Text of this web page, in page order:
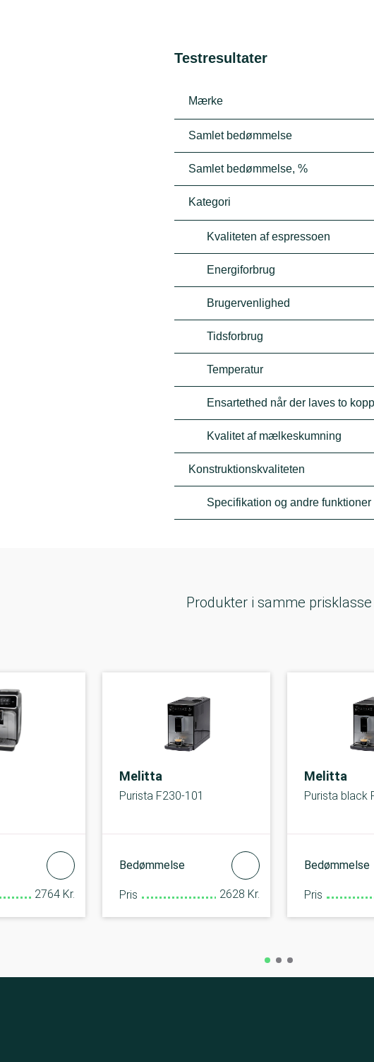
Testresultater
Mærke
Samlet bedømmelse
Samlet bedømmelse, %
Kategori
Kvaliteten af espressoen
Energiforbrug
Brugervenlighed
Tidsforbrug
Temperatur
Ensartethed når der laves to
Kvalitet af mælkeskumning
Konstruktionskvaliteten
Specifikation og andre funktioner
Produkter i samme prisklasse
2764 Kr.
Melitta
Purista F230-101
Bedømmelse
Pris 2628 Kr.
Melitta
Purista black
Bedømmelse
Pris